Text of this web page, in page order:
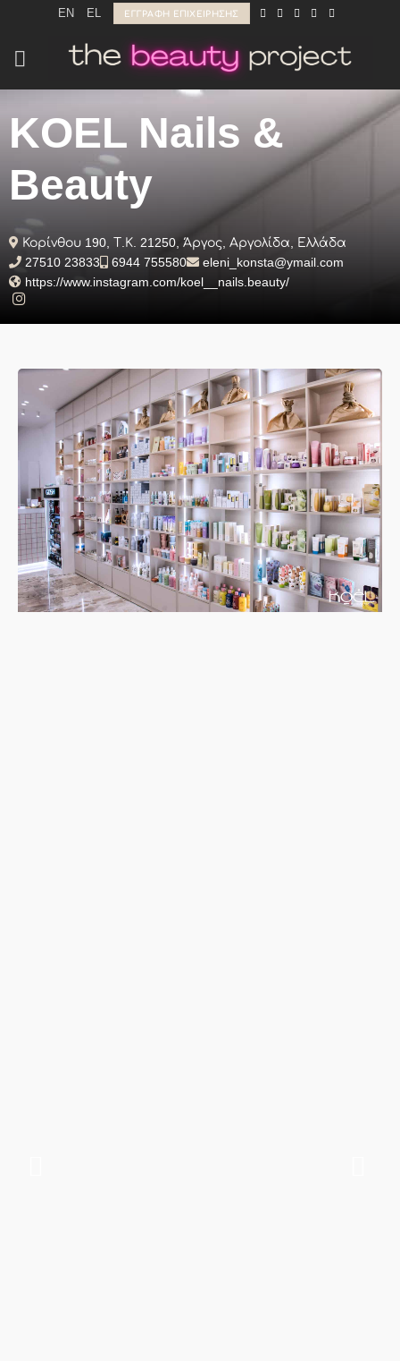
Μετάβαση
περιεχόμενο
EN EL ΕΓΓΡΑΦΉ ΕΠΙΧΕΊΡΗΣΗΣ
KOEL Nails &
Beauty
Κορίνθου 190, Τ.Κ. 21250, Άργος, Αργολίδα, Ελλάδα
27510 23833
6944 755580
eleni_konsta@ymail.com
https://www.instagram.com/koel__nails.beauty/